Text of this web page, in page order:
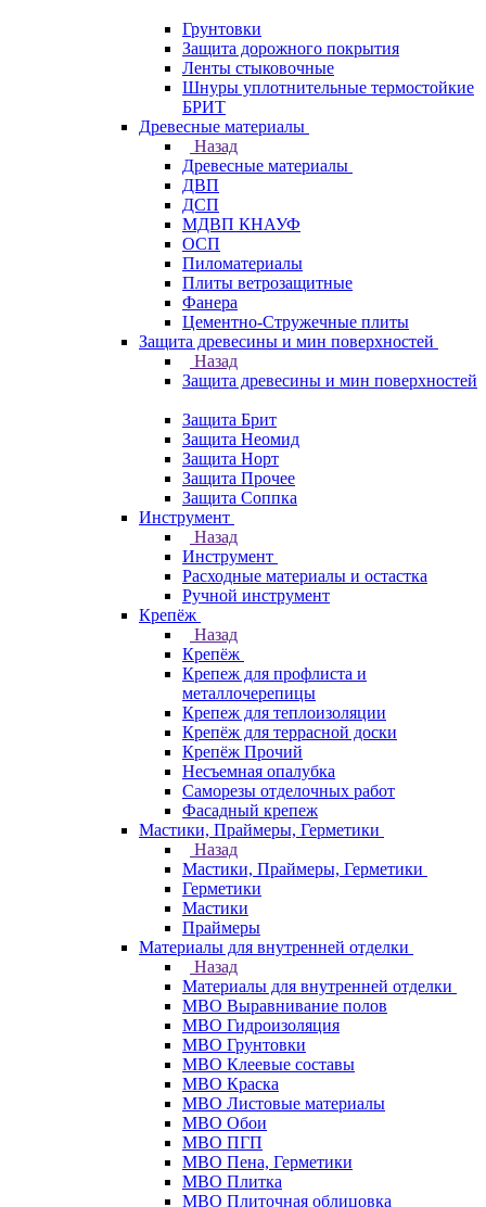
Грунтовки
Защита дорожного покрытия
Ленты стыковочные
Шнуры уплотнительные термостойкие
БРИТ
Древесные материалы
Назад
Древесные материалы
ДВП
ДСП
МДВП КНАУФ
ОСП
Пиломатериалы
Плиты ветрозащитные
Фанера
Цементно-Стружечные плиты
Защита древесины и мин поверхностей
Назад
Защита древесины и мин поверхностей
Защита Брит
Защита Неомид
Защита Норт
Защита Прочее
Защита Соппка
Инструмент
Назад
Инструмент
Расходные материалы и остастка
Ручной инструмент
Крепёж
Назад
Крепёж
Крепеж для профлиста и
металлочерепицы
Крепеж для теплоизоляции
Крепёж для террасной доски
Крепёж Прочий
Несъемная опалубка
Саморезы отделочных работ
Фасадный крепеж
Мастики, Праймеры, Герметики
Назад
Мастики, Праймеры, Герметики
Герметики
Мастики
Праймеры
Материалы для внутренней отделки
Назад
Материалы для внутренней отделки
МВО Выравнивание полов
МВО Гидроизоляция
МВО Грунтовки
МВО Клеевые составы
МВО Краска
МВО Листовые материалы
МВО Обои
МВО ПГП
МВО Пена, Герметики
МВО Плитка
МВО Плиточная облицовка